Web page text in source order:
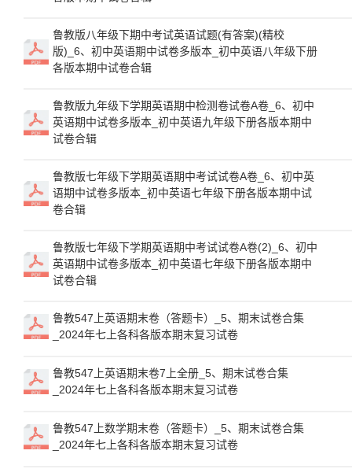
鲁教版八年级下期中考试英语试题(有答案)(精校
版)_6、初中英语期中试卷多版本_初中英语八年级下册
各版本期中试卷合辑
鲁教版九年级下学期英语期中检测卷试卷A卷_6、初中
英语期中试卷多版本_初中英语九年级下册各版本期中
试卷合辑
鲁教版七年级下学期英语期中考试试卷A卷_6、初中英
语期中试卷多版本_初中英语七年级下册各版本期中试
卷合辑
鲁教版七年级下学期英语期中考试试卷A卷(2)_6、初中
英语期中试卷多版本_初中英语七年级下册各版本期中
试卷合辑
鲁教547上英语期末卷（答题卡）_5、期末试卷合集
_2024年七上各科各版本期末复习试卷
鲁教547上英语期末卷7上全册_5、期末试卷合集
_2024年七上各科各版本期末复习试卷
鲁教547上数学期末卷（答题卡）_5、期末试卷合集
_2024年七上各科各版本期末复习试卷